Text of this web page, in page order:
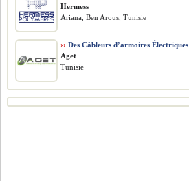
Hermess
Ariana, Ben Arous, Tunisie
›› Des Câbleurs d’armoires Électriques
Aget
Tunisie